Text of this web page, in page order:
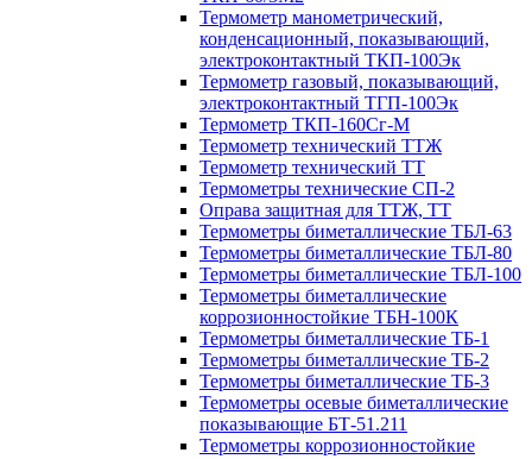
Термометр манометрический,
конденсационный, показывающий,
электроконтактный ТКП-100Эк
Термометр газовый, показывающий,
электроконтактный ТГП-100Эк
Термометр ТКП-160Сг-М
Термометр технический ТТЖ
Термометр технический ТТ
Термометры технические СП-2
Оправа защитная для ТТЖ, ТТ
Термометры биметаллические ТБЛ-63
Термометры биметаллические ТБЛ-80
Термометры биметаллические ТБЛ-100
Термометры биметаллические
коррозионностойкие ТБН-100К
Термометры биметаллические ТБ-1
Термометры биметаллические ТБ-2
Термометры биметаллические ТБ-3
Термометры осевые биметаллические
показывающие БТ-51.211
Термометры коррозионностойкие